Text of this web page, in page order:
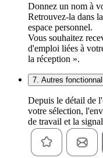
Donnez un nom à
Retrouvez-la dans
espace personnel.
Vous souhaitez
d'emploi liées à
la réception ».
7. Autres
Depuis le détail de
votre sélection,
de travail et la